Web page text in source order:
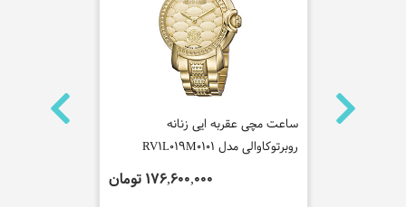
ساعت مچی
ساعت مچی عقربه ایی زنانه
روبرتوکاوالی مدل RV2L011M0111
253,400,000 تومان